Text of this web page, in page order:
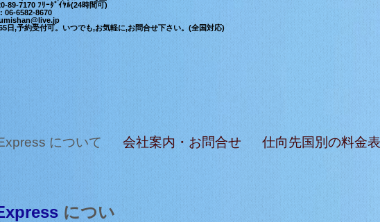
89-7170 ﾌﾘｰﾀﾞｲﾔﾙ(24時間可)
06-6582-8670
日,予約受付可。いつでも,お気軽に,お問合せ下さい。(全国対応)
について 会社案内・お問合せ 仕向先国別の料金表
につい